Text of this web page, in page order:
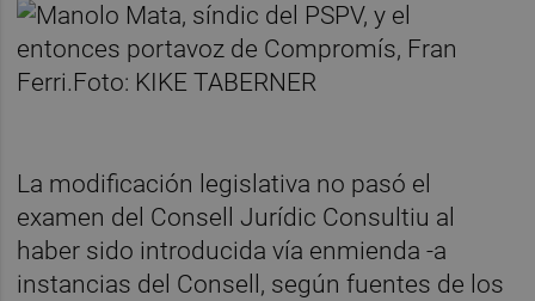
La modificación legislativa no pasó el
examen del Consell Jurídic Consultiu al
haber sido introducida vía enmienda -a
instancias del Consell, según fuentes de los